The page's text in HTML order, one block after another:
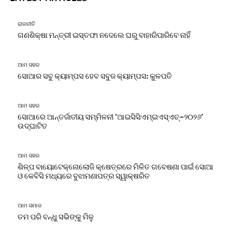
ରାଜନୀତି
ଗଣଶିକ୍ଷା ମନ୍ତ୍ରୀ ଇସ୍ତଫା ନଦେଲେ ଘରୁ ବାହାରିପାରିବେ ନାହିଁ
ଆମ ସହର
ସୋଆର ସବୁ କ୍ୟାମ୍ପସ ହେବ ସବୁଜ କ୍ୟାମ୍ପସ: କୁଳପତି
ଆମ ସହର
ସୋଆରେ ଆନ୍ତର୍ଜାତୀୟ ସମ୍ମିଳନୀ ‘ଆଇସିସିଏମ୍‌ଇଏସ୍‌ଏଚ୍‌–୨୦୨୬’
ଉଦ୍‌ଘାଟିତ
ଆମ ସହର
ଶିଳ୍ପ ବାୟୋଟେକ୍ନୋଲୋଜି କ୍ଷେତ୍ରରେ ମିଳିତ ଗବେଷଣା ପାଇଁ ସୋଆ
ଓ କେବିସି ମଧ୍ୟରେ ବୁଝାମଣାପତ୍ର ସ୍ୱାକ୍ଷରିତ
ଆମ ସମାଜ
ତମ ପରି ବନ୍ଧୁ ସଭିଙ୍କୁ ମିଳୁ